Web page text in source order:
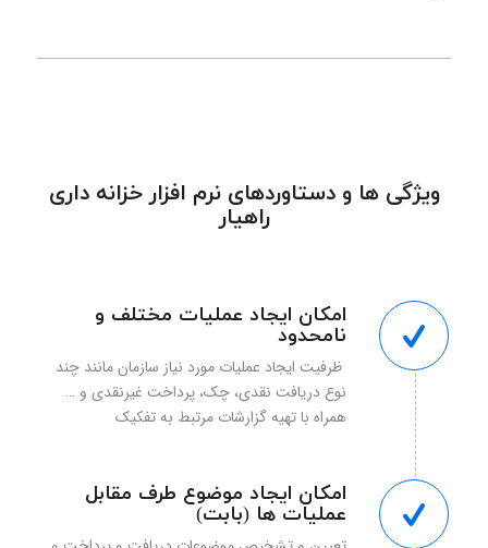
ویژگی ها و دستاوردهای نرم افزار خزانه داری
راهیار
امکان ایجاد عملیات مختلف و
نامحدود
‌‌‌‌ظرفیت ایجاد عملیات مورد نیاز سازمان مانند چند
نوع دریافت نقدی، چک، پرداخت غیرنقدی و …
همراه با تهیه گزارشات مرتبط به تفکیک
امکان ایجاد موضوع طرف مقابل
عملیات ها (بابت)